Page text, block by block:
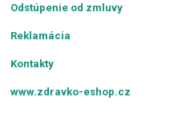
Odstúpenie od zmluvy
Reklamácia
Kontakty
www.zdravko-eshop.cz